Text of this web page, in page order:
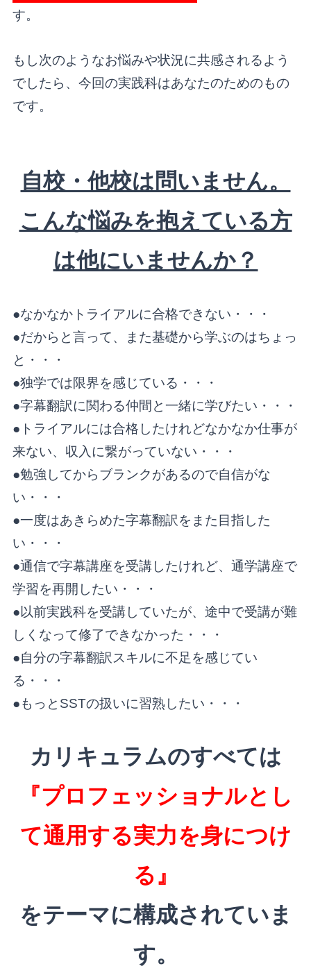
す。
もし次のようなお悩みや状況に共感されるよう
でしたら、今回の実践科はあなたのためのもの
です。
自校・他校は問いません。
こんな悩みを抱えている方
は他にいませんか？
●なかなかトライアルに合格できない・・・
●だからと言って、また基礎から学ぶのはちょっ
と・・・
●独学では限界を感じている・・・
●字幕翻訳に関わる仲間と一緒に学びたい・・・
●トライアルには合格したけれどなかなか仕事が
来ない、収入に繋がっていない・・・
●勉強してからブランクがあるので自信がな
い・・・
●一度はあきらめた字幕翻訳をまた目指した
い・・・
●通信で字幕講座を受講したけれど、通学講座で
学習を再開したい・・・
●以前実践科を受講していたが、途中で受講が難
しくなって修了できなかった・・・
●自分の字幕翻訳スキルに不足を感じてい
る・・・
●もっとSSTの扱いに習熟したい・・・
カリキュラムのすべては
『プロフェッショナルとし
て通用する実力を身につけ
る』
をテーマに構成されていま
す。